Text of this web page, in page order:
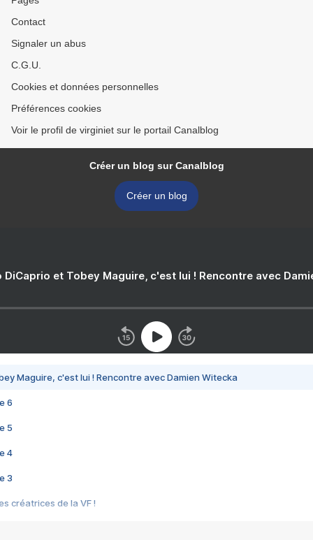
Contact
Signaler un abus
C.G.U.
Cookies et données personnelles
Préférences cookies
Voir le profil de virginiet sur le portail Canalblog
Créer un blog sur Canalblog
Créer un blog
DiCaprio et Tobey Maguire, c'est lui ! Rencontre avec
Maguire, c'est lui ! Rencontre avec Damien Witecka
6
5
4
3
créatrices de la VF !